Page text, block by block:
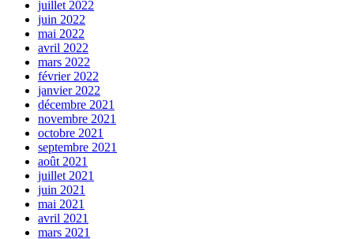
juillet 2022
juin 2022
mai 2022
avril 2022
mars 2022
février 2022
janvier 2022
décembre 2021
novembre 2021
octobre 2021
septembre 2021
août 2021
juillet 2021
juin 2021
mai 2021
avril 2021
mars 2021